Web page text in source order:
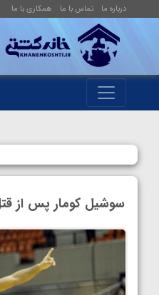
درباره ما تماس با ما همکاری با ما
سوشیل کومار پس از